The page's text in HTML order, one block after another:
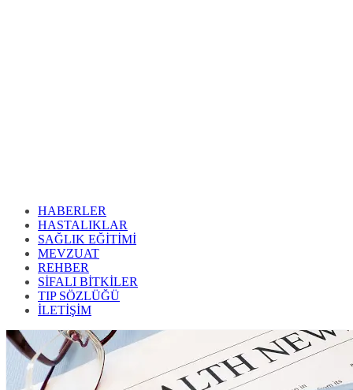
HABERLER
HASTALIKLAR
SAĞLIK EĞİTİMİ
MEVZUAT
REHBER
SİFALI BİTKİLER
TIP SÖZLÜĞÜ
İLETİŞİM